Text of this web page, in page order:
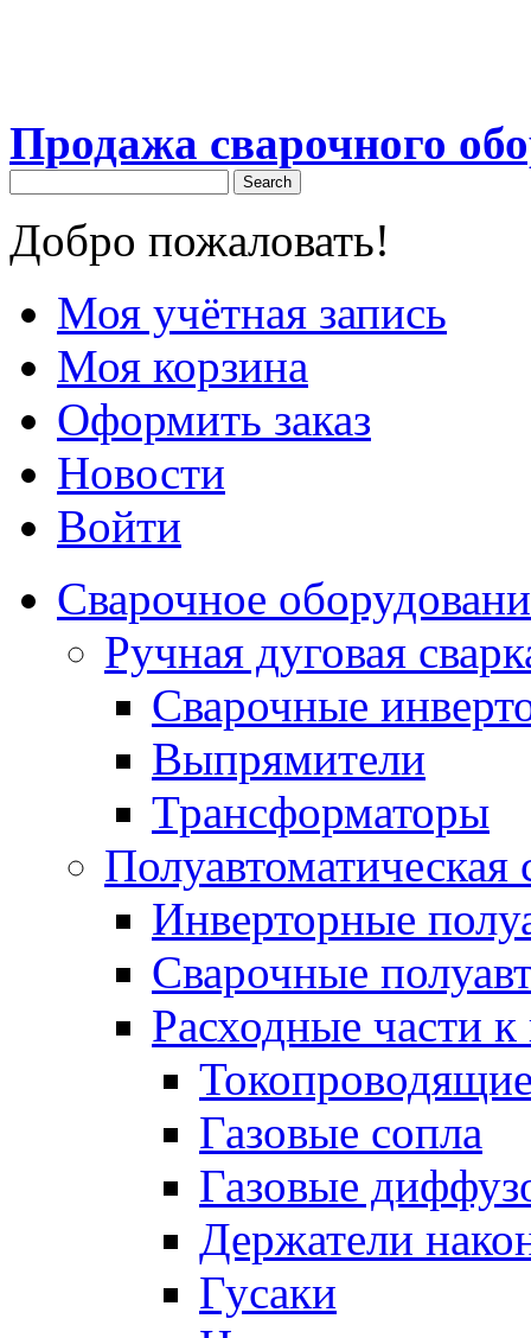
Продажа сварочного
Search
Добро пожаловать!
Моя учётная запись
Моя корзина
Оформить заказ
Новости
Войти
Сварочное
Ручная дуговая
Сварочные
Выпрямители
Трансформаторы
Инверторные
Сварочные
Расходные части
Газовые сопла
Газовые
Держатели
Гусаки